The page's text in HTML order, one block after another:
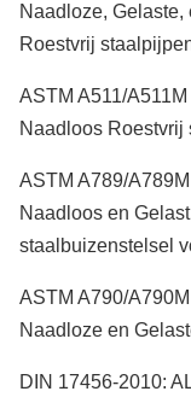
Naadloze,
Roestvrij
ASTM A511/
Naadloos Roestvrij
ASTM A789/
Naadloos en
staalbuizenstelsel
ASTM A790/
Naadloze en
DIN 17456-2010: